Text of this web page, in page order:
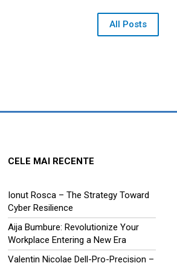
All Posts
CELE MAI RECENTE
Ionut Rosca – The Strategy Toward
Cyber Resilience
Aija Bumbure: Revolutionize Your
Workplace Entering a New Era
Valentin Nicolae Dell-Pro-Precision –